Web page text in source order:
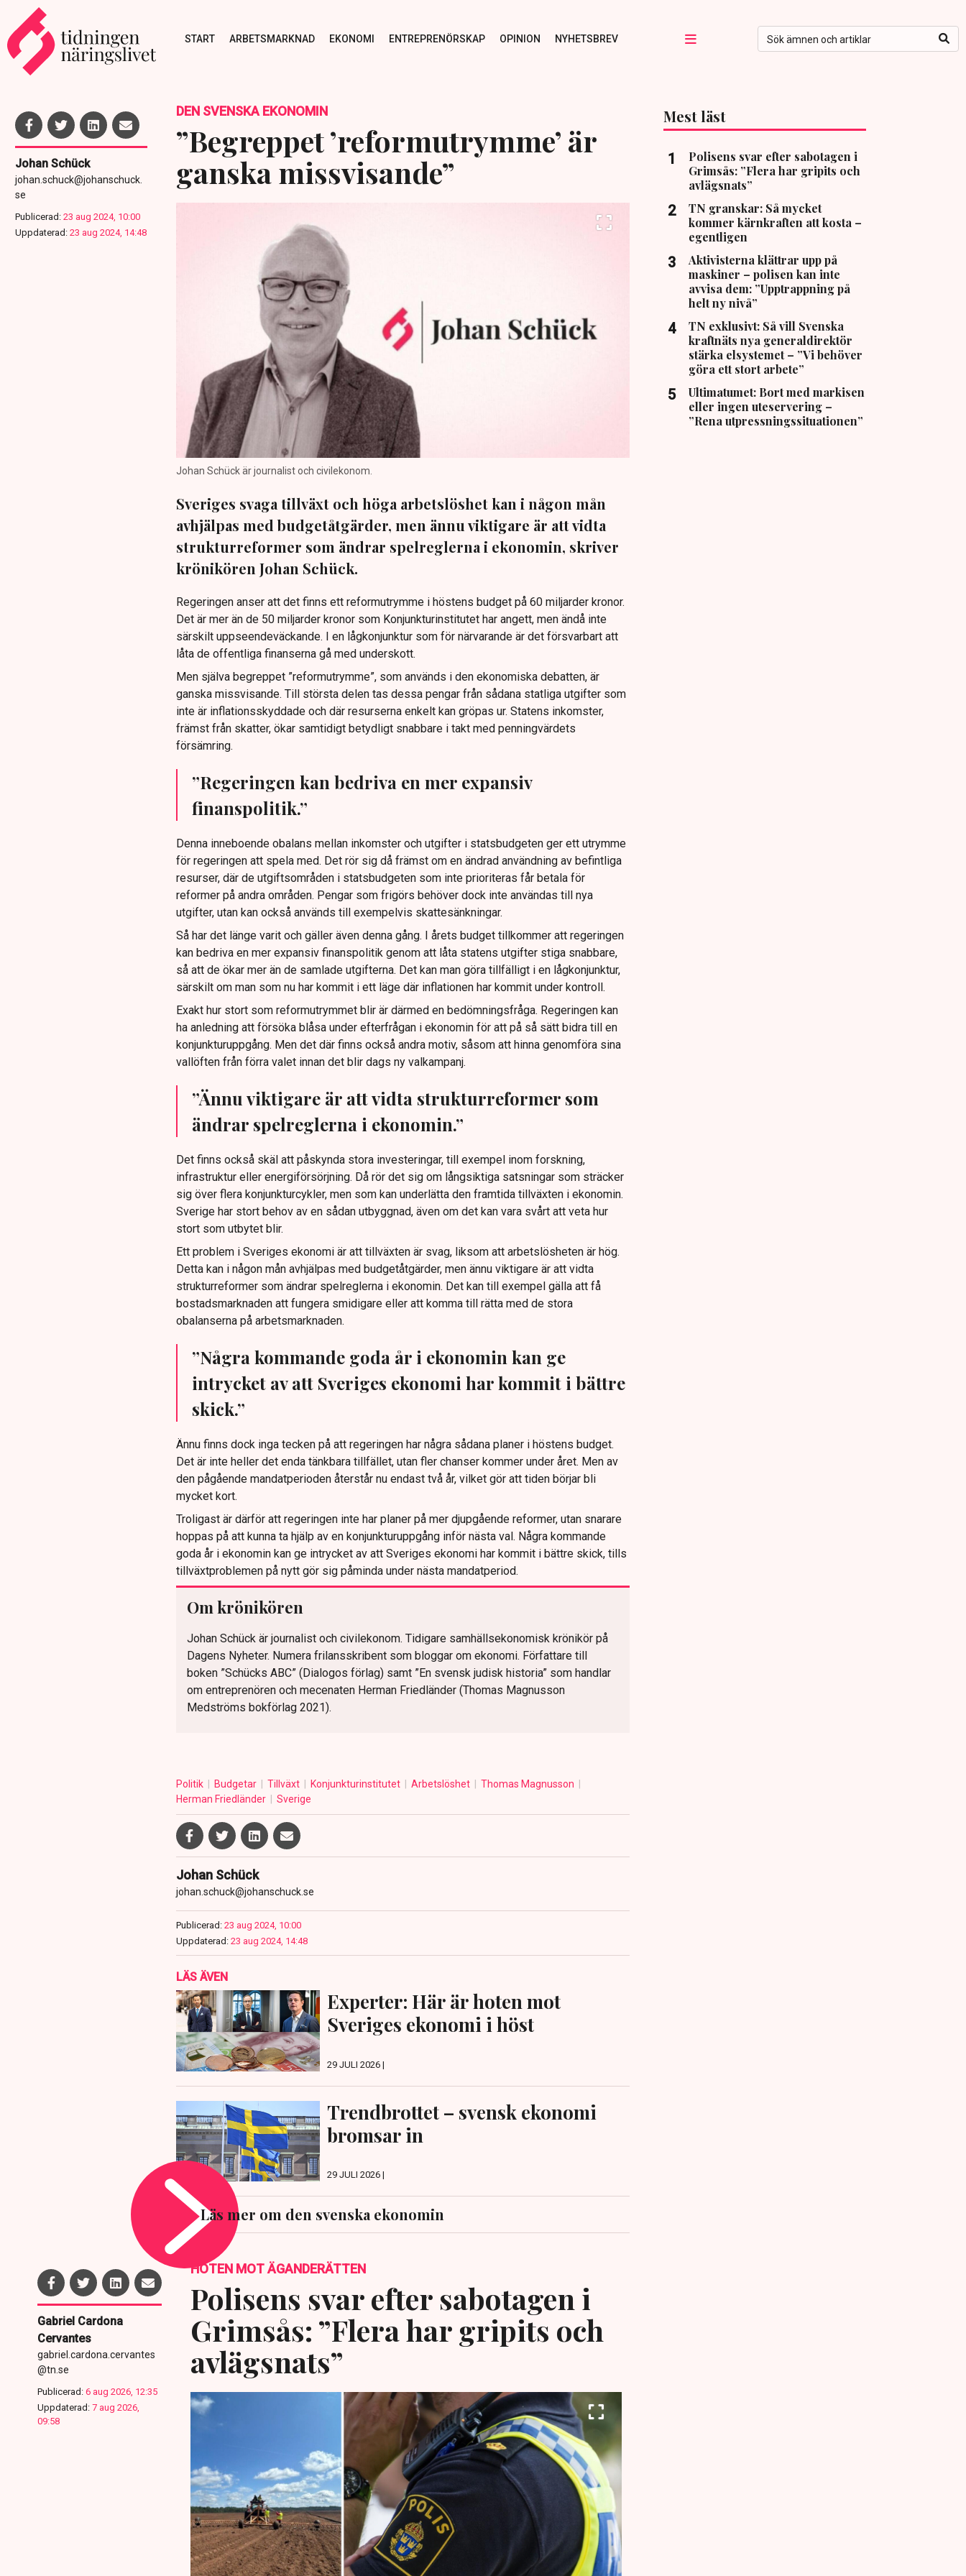
START ARBETSMARKNAD EKONOMI ENTREPRENÖRSKAP OPINION NYHETSBREV
Johan Schück
johan.schuck@johanschuck.
se
Publicerad: 23 aug 2024, 10:00
Uppdaterad: 23 aug 2024, 14:48
DEN SVENSKA EKONOMIN
”Begreppet ’reformutrymme’ är
ganska missvisande”
Johan Schück är journalist och civilekonom.
Sveriges svaga tillväxt och höga arbetslöshet kan i någon mån
avhjälpas med budgetåtgärder, men ännu viktigare är att vidta
strukturreformer som ändrar spelreglerna i ekonomin, skriver
krönikören Johan Schück.
Regeringen anser att det finns ett reformutrymme i höstens budget på 60 miljarder kronor.
Det är mer än de 50 miljarder kronor som Konjunkturinstitutet har angett, men ändå inte
särskilt uppseendeväckande. I en lågkonjunktur som för närvarande är det försvarbart att
låta de offentliga finanserna gå med underskott.
Men själva begreppet ”reformutrymme”, som används i den ekonomiska debatten, är
ganska missvisande. Till största delen tas dessa pengar från sådana statliga utgifter som
inte är inflationsskyddade och där resurserna enkelt kan gröpas ur. Statens inkomster,
främst från skatter, ökar samtidigt betydligt snabbare i takt med penningvärdets
försämring.
”Regeringen kan bedriva en mer expansiv
finanspolitik.”
Denna inneboende obalans mellan inkomster och utgifter i statsbudgeten ger ett utrymme
för regeringen att spela med. Det rör sig då främst om en ändrad användning av befintliga
resurser, där de utgiftsområden i statsbudgeten som inte prioriteras får betala för
reformer på andra områden. Pengar som frigörs behöver dock inte användas till nya
utgifter, utan kan också används till exempelvis skattesänkningar.
Så har det länge varit och gäller även denna gång. I årets budget tillkommer att regeringen
kan bedriva en mer expansiv finanspolitik genom att låta statens utgifter stiga snabbare,
så att de ökar mer än de samlade utgifterna. Det kan man göra tillfälligt i en lågkonjunktur,
särskilt om man som nu har kommit i ett läge där inflationen har kommit under kontroll.
Exakt hur stort som reformutrymmet blir är därmed en bedömningsfråga. Regeringen kan
ha anledning att försöka blåsa under efterfrågan i ekonomin för att på så sätt bidra till en
konjunkturuppgång. Men det där finns också andra motiv, såsom att hinna genomföra sina
vallöften från förra valet innan det blir dags ny valkampanj.
”Ännu viktigare är att vidta strukturreformer som
ändrar spelreglerna i ekonomin.”
Det finns också skäl att påskynda stora investeringar, till exempel inom forskning,
infrastruktur eller energiförsörjning. Då rör det sig om långsiktiga satsningar som sträcker
sig över flera konjunkturcykler, men som kan underlätta den framtida tillväxten i ekonomin.
Sverige har stort behov av en sådan utbyggnad, även om det kan vara svårt att veta hur
stort som utbytet blir.
Ett problem i Sveriges ekonomi är att tillväxten är svag, liksom att arbetslösheten är hög.
Detta kan i någon mån avhjälpas med budgetåtgärder, men ännu viktigare är att vidta
strukturreformer som ändrar spelreglerna i ekonomin. Det kan till exempel gälla att få
bostadsmarknaden att fungera smidigare eller att komma till rätta med de stora
obalanserna på arbetsmarknaden.
”Några kommande goda år i ekonomin kan ge
intrycket av att Sveriges ekonomi har kommit i bättre
skick.”
Ännu finns dock inga tecken på att regeringen har några sådana planer i höstens budget.
Det är inte heller det enda tänkbara tillfället, utan fler chanser kommer under året. Men av
den pågående mandatperioden återstår nu endast två år, vilket gör att tiden börjar bli
mycket kort.
Troligast är därför att regeringen inte har planer på mer djupgående reformer, utan snarare
hoppas på att kunna ta hjälp av en konjunkturuppgång inför nästa val. Några kommande
goda år i ekonomin kan ge intrycket av att Sveriges ekonomi har kommit i bättre skick, tills
tillväxtproblemen på nytt gör sig påminda under nästa mandatperiod.
Om krönikören
Johan Schück är journalist och civilekonom. Tidigare samhällsekonomisk krönikör på
Dagens Nyheter. Numera frilansskribent som bloggar om ekonomi. Författare till
boken ”Schücks ABC” (Dialogos förlag) samt ”En svensk judisk historia” som handlar
om entreprenören och mecenaten Herman Friedländer (Thomas Magnusson
Medströms bokförlag 2021).
Politik Budgetar Tillväxt Konjunkturinstitutet Arbetslöshet
Thomas Magnusson
Herman Friedländer
Sverige
Johan Schück
johan.schuck@johanschuck.se
Publicerad: 23 aug 2024, 10:00
Uppdaterad: 23 aug 2024, 14:48
LÄS ÄVEN
Experter: Här är hoten mot
Sveriges ekonomi i höst
29 JULI 2026 |
Trendbrottet – svensk ekonomi
bromsar in
29 JULI 2026 |
Läs mer om den svenska ekonomin
Mest läst
Polisens svar efter sabotagen i
Grimsås: ”Flera har gripits och
avlägsnats”
TN granskar: Så mycket
kommer kärnkraften att kosta –
egentligen
Aktivisterna klättrar upp på
maskiner – polisen kan inte
avvisa dem: ”Upptrappning på
helt ny nivå”
TN exklusivt: Så vill Svenska
kraftnäts nya generaldirektör
stärka elsystemet – ”Vi behöver
göra ett stort arbete”
Ultimatumet: Bort med markisen
eller ingen uteservering –
”Rena utpressningssituationen”
Gabriel Cardona
Cervantes
gabriel.cardona.cervantes
@tn.se
Publicerad: 6 aug 2026, 12:35
Uppdaterad: 7 aug 2026,
09:58
HOTEN MOT ÄGANDERÄTTEN
Polisens svar efter sabotagen i
Grimsås: ”Flera har gripits och
avlägsnats”